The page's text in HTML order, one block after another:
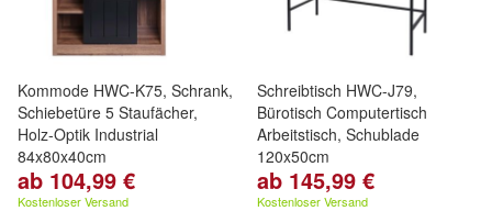
Kommode HWC-K75, Schrank,
Schiebetüre 5 Staufächer,
Holz-Optik Industrial
84x80x40cm
ab 104,99 €
Kostenloser Versand
Schreibtisch HWC-J79,
Bürotisch Computertisch
Arbeitstisch, Schublade
120x50cm
ab 145,99 €
Kostenloser Versand